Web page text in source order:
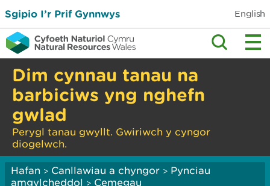
Sgipio I’r Prif Gynnwys English
Dim cynnau tanau na
barbiciws yng nghefn
gwlad
Perygl tanau gwyllt. Gwiriwch y cyngor
diogelwch.
Hafan > Canllawiau a chyngor > Pynciau
amgylcheddol > Cemegau